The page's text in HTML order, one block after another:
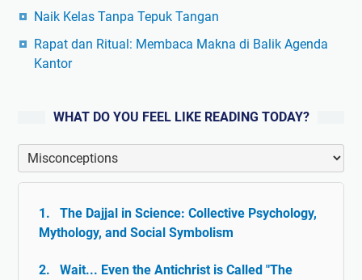
Naik Kelas Tanpa Tepuk Tangan
Rapat dan Ritual: Membaca Makna di Balik Agenda
Kantor
WHAT DO YOU FEEL LIKE READING TODAY?
The Dajjal in Science: Collective Psychology,
Mythology, and Social Symbolism
Wait... Even the Antichrist is Called "The